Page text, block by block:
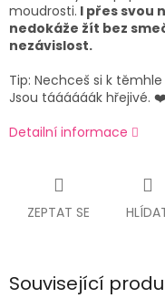
moudrosti. I přes svou
nedokáže žít bez
nezávislost.
Tip: Nechceš si k
Jsou táááááák hřejivé. ❤️
Detailní informace
ZEPTAT SE
Související